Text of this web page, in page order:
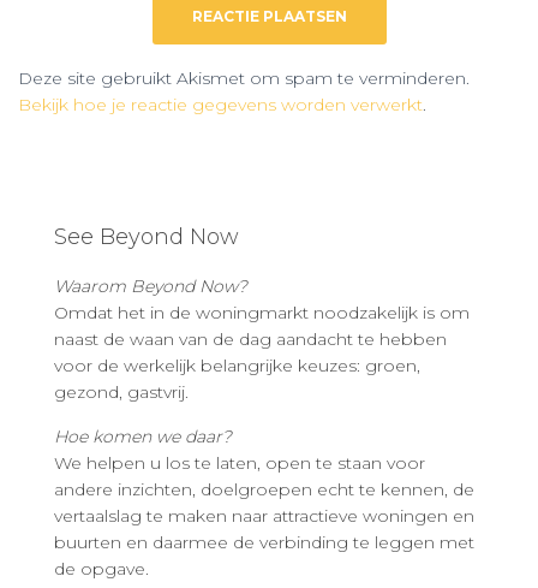
Deze site gebruikt Akismet om spam te verminderen.
Bekijk hoe je reactie gegevens worden verwerkt.
See Beyond Now
Waarom Beyond Now?
Omdat het in de woningmarkt noodzakelijk is om
naast de waan van de dag aandacht te hebben
voor de werkelijk belangrijke keuzes: groen,
gezond, gastvrij.
Hoe komen we daar?
We helpen u los te laten, open te staan voor
andere inzichten, doelgroepen echt te kennen, de
vertaalslag te maken naar attractieve woningen en
buurten en daarmee de verbinding te leggen met
de opgave.